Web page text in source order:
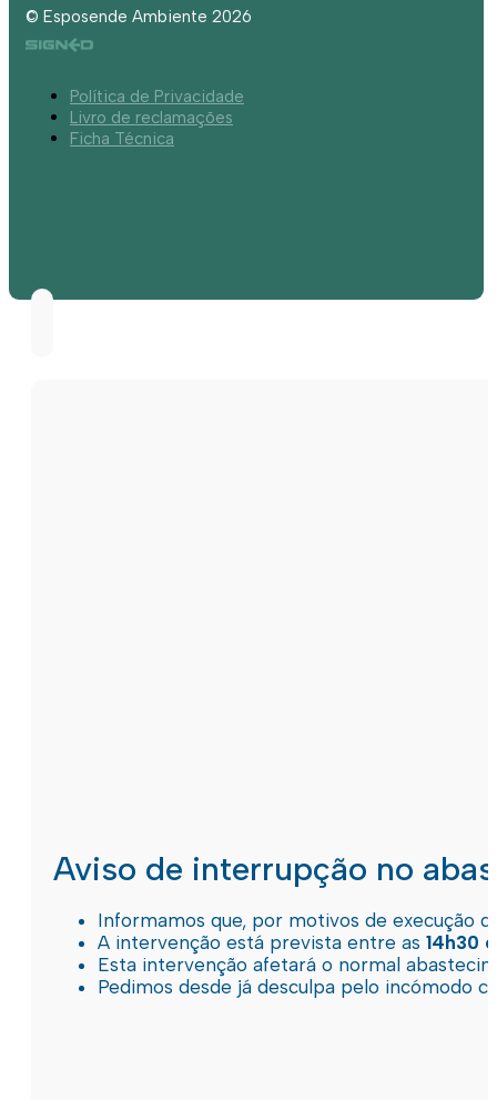
© Esposende Ambiente 2026
Política de Privacidade
Livro de reclamações
Ficha Técnica
Aviso de interrupção no
Informamos que, por motivos de execução
A intervenção está prevista entre as 14h30
Esta intervenção afetará o normal
Pedimos desde já desculpa pelo incómodo